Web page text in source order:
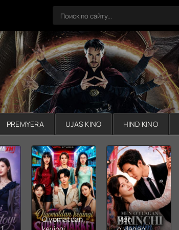
PREMYERA UJAS KINO HIND KINO
Qiyomatdan
Men